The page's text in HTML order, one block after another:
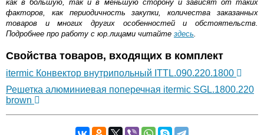
как в большую, так и в меньшую сторону и зависят от таких
факторов, как периодичность закупки, количества заказанных
товаров и многих других особенностей и обстоятельств.
Подробнее про работу с юр.лицами читайте здесь.
Свойства товаров, входящих в комплект
itermic Конвектор внутрипольный ITTL.090.220.1800
Решетка алюминиевая поперечная itermic SGL.1800.220
brown